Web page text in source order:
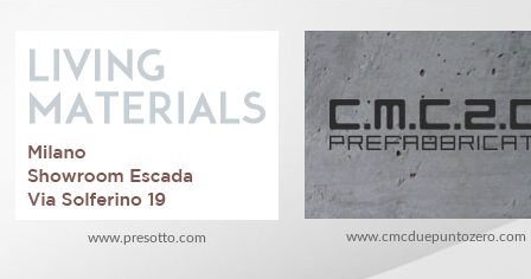
www.presotto.com www.cmcduepuntozero.com